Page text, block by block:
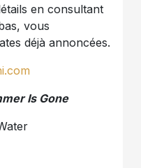
en consultant
vous
déjà annoncées.
Is Gone